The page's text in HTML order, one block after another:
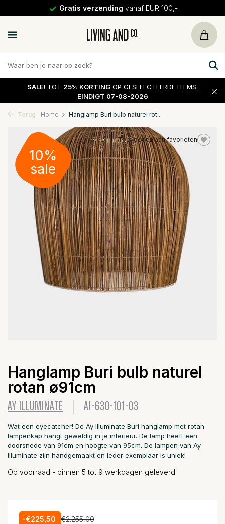
Gratis verzending vanaf EUR 100,-
SALE! TOT 25% KORTING OP GESELECTEERDE ITEMS.
EINDIGT 07-08-2026
Terug Home Hanglamp Buri bulb naturel rot...
Toevoegen aan favorieten
10%
sale
Hanglamp Buri bulb naturel
rotan ø91cm
AY ILLUMINATE AI-630-101-03
Wat een eyecatcher! De Ay Illuminate Buri hanglamp met rotan
lampenkap hangt geweldig in je interieur. De lamp heeft een
doorsnede van 91cm en hoogte van 95cm. De lampen van Ay
Illuminate zijn handgemaakt en ieder exemplaar is uniek!
Op voorraad - binnen 5 tot 9 werkdagen geleverd
-€225,50 €2.255,00